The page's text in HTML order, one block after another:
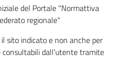
del Portale "Normattiva
regionale"
sito indicato e non anche per
dall’utente tramite